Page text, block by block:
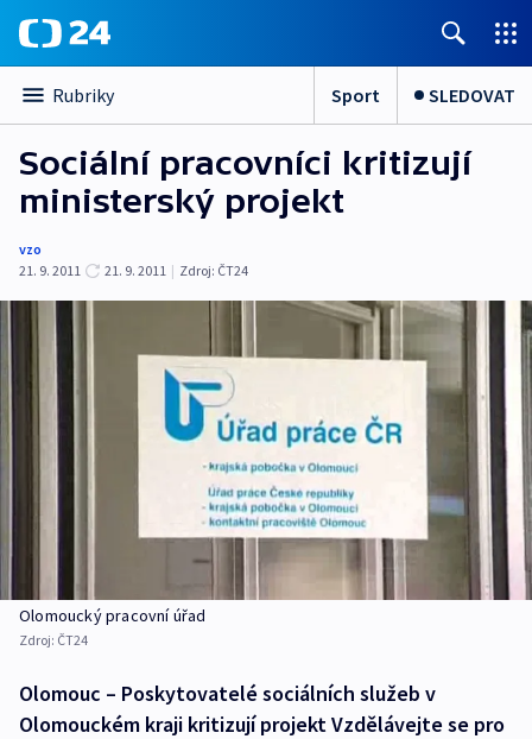
Rubriky Sport SLEDOVAT
Sociální pracovníci kritizují
ministerský projekt
vzo
21. 9. 2011
21. 9. 2011 | Zdroj: ČT24
Olomoucký pracovní úřad
Zdroj: ČT24
Olomouc – Poskytovatelé sociálních služeb v
Olomouckém kraji kritizují projekt Vzdělávejte se pro